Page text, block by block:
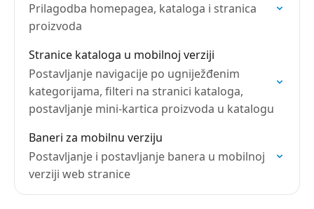
Prilagodba homepagea, kataloga i stranica
proizvoda
Stranice kataloga u mobilnoj verziji
Postavljanje navigacije po ugniježđenim
kategorijama, filteri na stranici kataloga,
postavljanje mini-kartica proizvoda u katalogu
Baneri za mobilnu verziju
Postavljanje i postavljanje banera u mobilnoj
verziji web stranice